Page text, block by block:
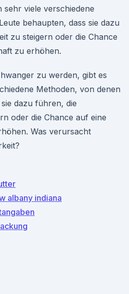
viele verschiedene
behaupten, dass sie dazu
zu steigern oder die Chance
zu erhöhen.
zu werden, gibt es
Methoden, von denen
dazu führen, die
oder die Chance auf eine
Was verursacht
albany indiana